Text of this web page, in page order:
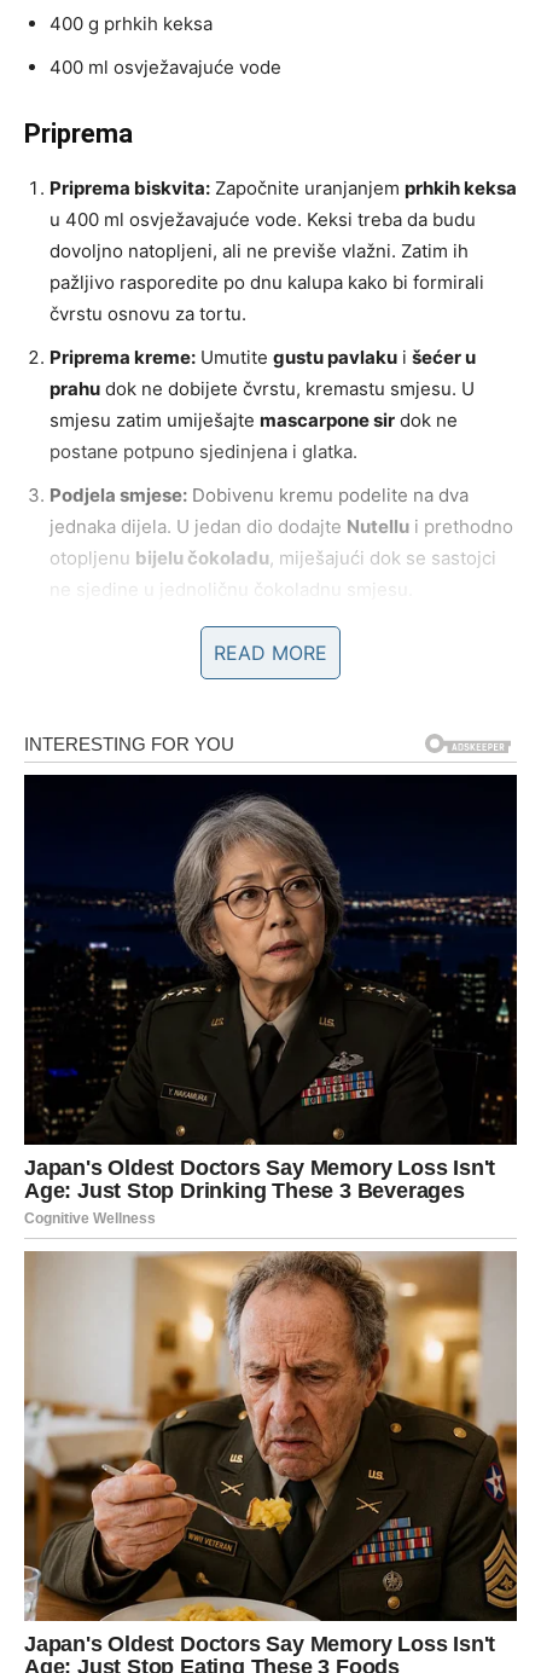
400 g prhkih keksa
400 ml osvježavajuće vode
Priprema
Priprema biskvita: Započnite uranjanjem prhkih keksa
u 400 ml osvježavajuće vode. Keksi treba da budu
dovoljno natopljeni, ali ne previše vlažni. Zatim ih
pažljivo rasporedite po dnu kalupa kako bi formirali
čvrstu osnovu za tortu.
Priprema kreme: Umutite gustu pavlaku i šećer u
prahu dok ne dobijete čvrstu, kremastu smjesu. U
smjesu zatim umiješajte mascarpone sir dok ne
postane potpuno sjedinjena i glatka.
Podjela smjese: Dobivenu kremu podelite na dva
jednaka dijela. U jedan dio dodajte Nutellu i prethodno
otopljenu bijelu čokoladu, miješajući dok se sastojci
ne sjedine u jednoličnu čokoladnu smjesu.
Na prvi sloj keksa rasporedite polovinu bijele
smjese. Zatim dodajte još jedan red natopljenih keksa,
čokoladnim nadjevom kako biste dobili slojevitu
Kada ste složili sve slojeve, na vrh
naribajte preostalubijelu čokoladu
dali atraktivan izgled. Ostavite tortu u hladnjaku da se
stegne najmanje 2 sata pre nego što je poslužite.
desert bez pečenjanije samo brz i jednostavan, već
je i pravi užitak za nepca. Savršena kombinacija Nutelle i
uz kremasti mascarpone daje bogat ukus
koji je neodoljiv u svakoj prilici. Idealno je rešenje za
dane kada želite nešto slatko, ali nemate vremena za
složenu pripremu.
PREUZMITE BESPLATNO!
READ MORE